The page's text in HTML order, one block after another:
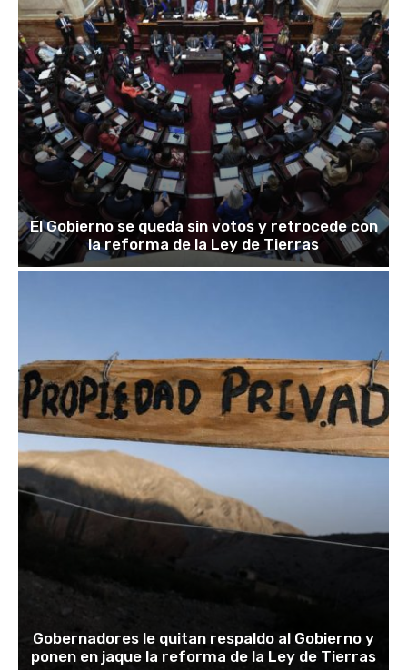
El Gobierno se queda sin votos y retrocede con
la reforma de la Ley de Tierras
Gobernadores le quitan respaldo al Gobierno y
ponen en jaque la reforma de la Ley de Tierras